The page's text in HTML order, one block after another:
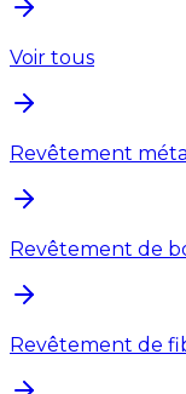
Voir tous
Revêtement
Revêtement de
Revêtement de